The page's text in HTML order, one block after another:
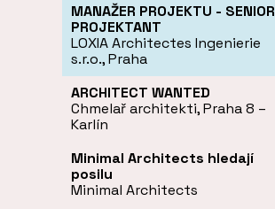
MANAŽER PROJEKTU - SENIOR
PROJEKTANT
LOXIA Architectes Ingenierie
s.r.o., Praha
ARCHITECT WANTED
Chmelař architekti, Praha 8 –
Karlín
Minimal Architects hledají
posilu
Minimal Architects